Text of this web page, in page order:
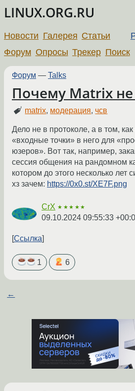
LINUX.ORG.RU
Новости Галерея Статьи
Форум Опросы Трекер Поиск
Форум — Talks
Почему Matrix не
matrix, модерация, чсв
Дело не в протоколе, а в том, как
«входные точки» в него для
юзеров». Вот так, например,
сессия общения на рандомном
котором до этого несколько лет
хз зачем: https://0x0.st/XE7F.png
CrX ★★★★★
09.10.2024 09:55:33
Ссылка
1 6
←